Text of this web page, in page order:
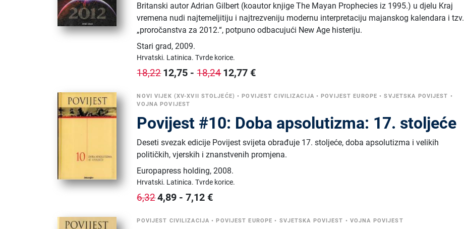
Britanski autor Adrian Gilbert (koautor knjige The Mayan Prophecies iz 1995.) u djelu Kraj
vremena nudi najtemeljitiju i najtrezveniju modernu interpretaciju majanskog kalendara i tzv.
„proročanstva za 2012.“, potpuno odbacujući New Age histeriju.
Stari grad,2009.
Hrvatski. Latinica.Tvrde korice.
18,2212,75 -18,2412,77 €
NOVI VIJEK (XV-XVII STOLJEĆE) •POVIJEST CIVILIZACIJA •POVIJEST EUROPE •SVJETSKA POVIJEST •
VOJNA POVIJEST
Povijest #10: Doba apsolutizma: 17. stoljeće
Deseti svezak edicije Povijest svijeta obrađuje 17. stoljeće, doba apsolutizma i velikih
političkih, vjerskih i znanstvenih promjena.
Europapress holding,2008.
Hrvatski. Latinica.Tvrde korice.
6,324,89 -7,12 €
POVIJEST CIVILIZACIJA •POVIJEST EUROPE • SVJETSKA POVIJEST • VOJNA POVIJEST